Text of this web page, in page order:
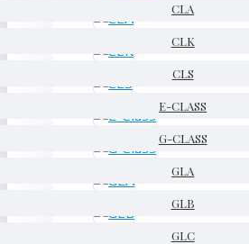
CLA
CLK
CLS
E-CLASS
G-CLASS
GLA
GLB
GLC